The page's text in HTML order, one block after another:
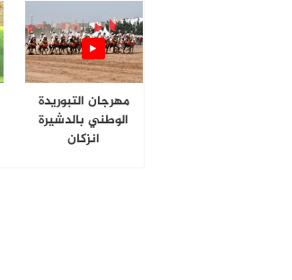
مهرجان التبوريدة
الوطني بالدشيرة
انزكان